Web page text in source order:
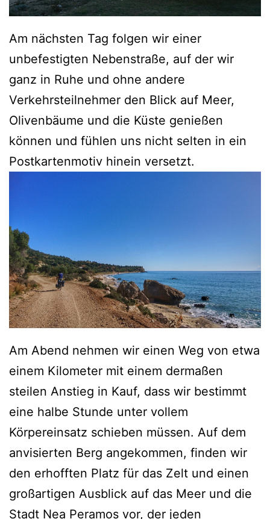
Am nächsten Tag folgen wir einer
unbefestigten Nebenstraße, auf der wir
ganz in Ruhe und ohne andere
Verkehrsteilnehmer den Blick auf Meer,
Olivenbäume und die Küste genießen
können und fühlen uns nicht selten in ein
Postkartenmotiv hinein versetzt.
Am Abend nehmen wir einen Weg von etwa
einem Kilometer mit einem dermaßen
steilen Anstieg in Kauf, dass wir bestimmt
eine halbe Stunde unter vollem
Körpereinsatz schieben müssen. Auf dem
anvisierten Berg angekommen, finden wir
den erhofften Platz für das Zelt und einen
großartigen Ausblick auf das Meer und die
Stadt Nea Peramos vor, der jeden